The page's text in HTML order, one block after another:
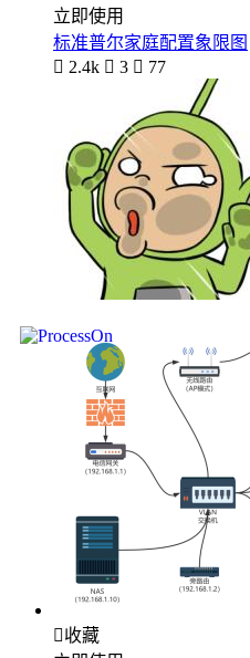
立即使用
标准普尔家庭配置象限图
 2.4k  3  77
收藏